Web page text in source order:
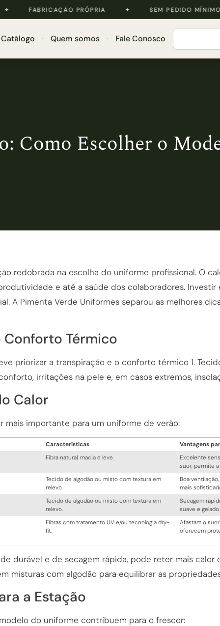
✦ FABRICAÇÃO PRÓPRIA ✦ SEM PEDIDO
Catálogo Quem somos Fale Conosco
Como Escolher o
redobrada na escolha do uniforme profissional. O
e até a saúde dos colaboradores. Investir
A Pimenta Verde Uniformes separou as melhores
Térmico
priorizar a transpiração e o conforto térmico 1.
irritações na pele e, em casos extremos,
Calor
importante para um uniforme de verão:
Características
Vantagens
Fibra natural, macia e leve.
Excelente
suor, permite
Tecido de algodão ou misto com textura em
relevo.
Boa
mais
Tecido de algodão ou misto com textura em
relevo.
Secagem
suave e gelado.
Fibras com tratamento UV e/ou tecnologia dry-
fit.
Afastam o
oferecem
durável e de secagem rápida, pode reter mais calor
misturas com algodão para equilibrar as
a Estação
do uniforme contribuem para o frescor: